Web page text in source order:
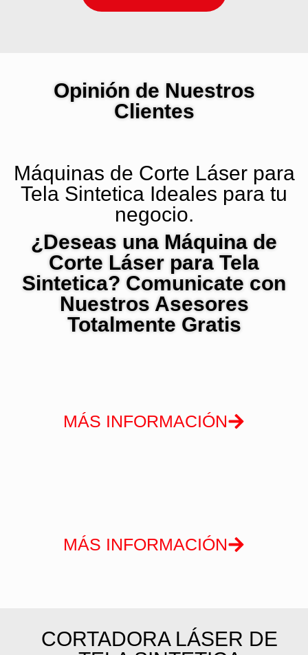
Opinión de Nuestros
Clientes
Máquinas de Corte Láser para
Tela Sintetica Ideales para tu
negocio.
¿Deseas una Máquina de
Corte Láser para Tela
Sintetica? Comunicate con
Nuestros Asesores
Totalmente Gratis
MÁS INFORMACIÓN
MÁS INFORMACIÓN
CORTADORA LÁSER DE